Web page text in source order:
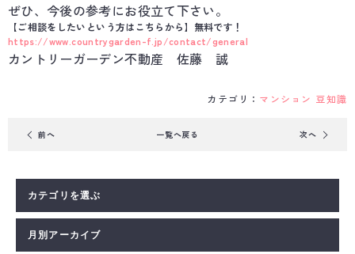
ぜひ、今後の参考にお役立て下さい。
【ご相談をしたいという方はこちらから】無料です！
https://www.countrygarden-f.jp/contact/general
カントリーガーデン不動産 佐藤 誠
カテゴリ： マンション 豆知識
前へ 一覧へ戻る 次へ